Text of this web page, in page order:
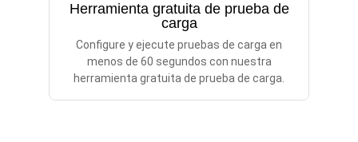
Herramienta gratuita de prueba de
carga
Configure y ejecute pruebas de carga en
menos de 60 segundos con nuestra
herramienta gratuita de prueba de carga.